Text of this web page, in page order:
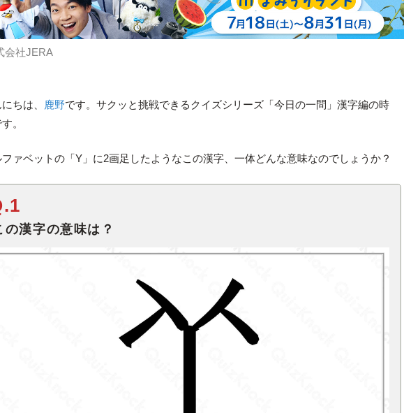
会社JERA
ちは、 鹿野です。サクッと挑戦できるクイズシリーズ「今日の一問」漢字編の時
。
ファベットの「Y」に2画足したようなこの漢字、一体どんな意味なのでしょうか？
の漢字の意味は？